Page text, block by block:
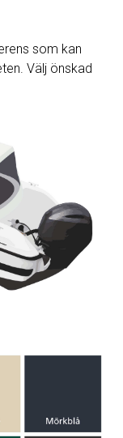
som kan
Välj önskad